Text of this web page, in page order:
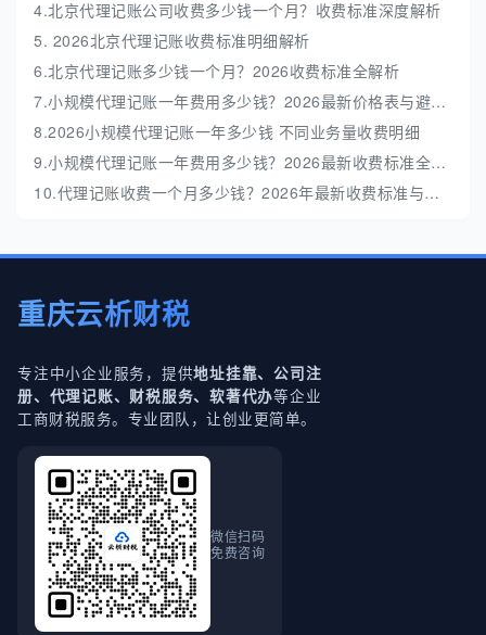
4.北京代理记账公司收费多少钱一个月？收费标准深度解析
5. 2026北京代理记账收费标准明细解析
6.北京代理记账多少钱一个月？2026收费标准全解析
7.小规模代理记账一年费用多少钱？2026最新价格表与避坑指南
8.2026小规模代理记账一年多少钱 不同业务量收费明细
9.小规模代理记账一年费用多少钱？2026最新收费标准全解析
10.代理记账收费一个月多少钱？2026年最新收费标准与避坑指南
重庆云析财税
专注中小企业服务，提供地址挂靠、公司注
册、代理记账、财税服务、软著代办等企业
工商财税服务。专业团队，让创业更简单。
微信扫码
免费咨询